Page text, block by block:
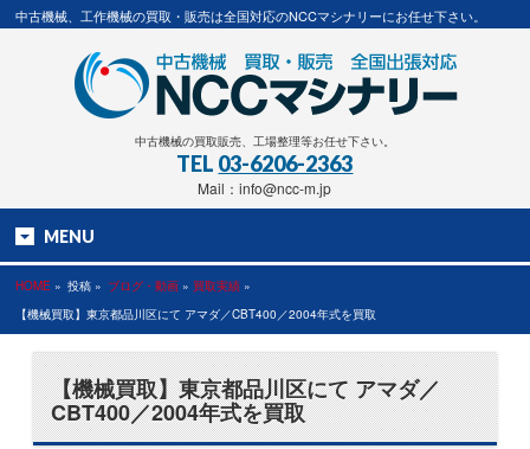
中古機械、工作機械の買取・販売は全国対応のNCCマシナリーにお任せ下さい。
中古機械の買取販売、工場整理等お任せ下さい。
TEL 03-6206-2363
Mail：info@ncc-m.jp
MENU
HOME » 投稿 » ブログ・動画 » 買取実績 »
【機械買取】東京都品川区にて アマダ／CBT400／2004年式を買取
【機械買取】東京都品川区にて アマダ／
CBT400／2004年式を買取